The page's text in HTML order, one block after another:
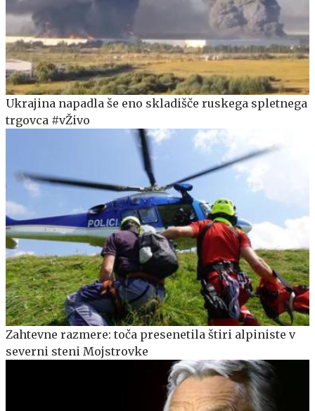
Ukrajina napadla še eno skladišče ruskega spletnega
trgovca #vŽivo
Zahtevne razmere: toča presenetila štiri alpiniste v
severni steni Mojstrovke